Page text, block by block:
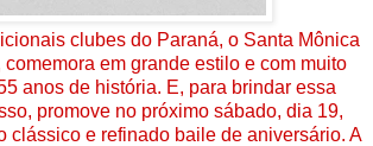
clubes do Paraná, o Santa Mônica
em grande estilo e com muito
anos de história. E, para brindar essa
promove no próximo sábado, dia 19,
clássico e refinado baile de aniversário. A